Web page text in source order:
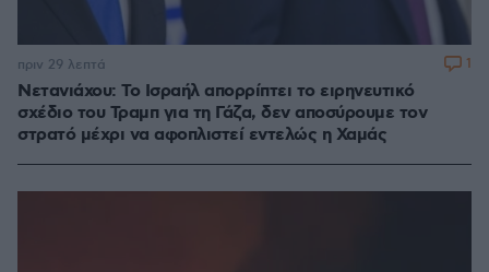
Νετανιάχου: Το Ισραήλ απορρίπτει το ειρηνευτικό
σχέδιο του Τραμπ για τη Γάζα, δεν αποσύρουμε τον
στρατό μέχρι να αφοπλιστεί εντελώς η Χαμάς
πριν 29 λεπτά 1